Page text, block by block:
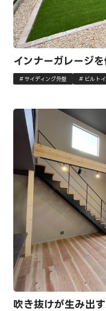
インナーガレージ
サイディング外壁 ビルト
吹き抜けが生み出